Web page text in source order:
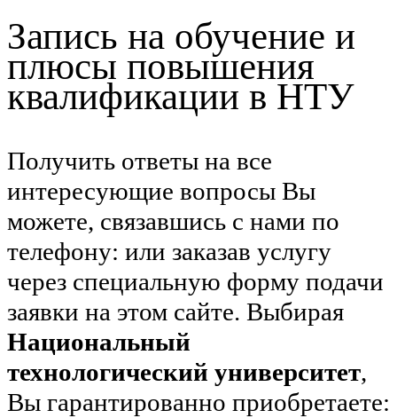
Запись на обучение и
плюсы повышения
квалификации в НТУ
Получить ответы на все
интересующие вопросы Вы
можете, связавшись с нами по
телефону: или заказав услугу
через специальную форму подачи
заявки на этом сайте. Выбирая
Национальный
технологический университет,
Вы гарантированно приобретаете: